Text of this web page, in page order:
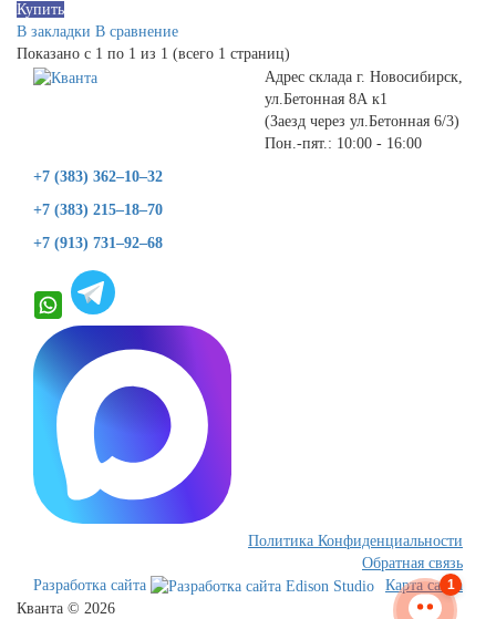
Купить
В закладки В сравнение
Показано с 1 по 1 из 1 (всего 1 страниц)
Адрес склада г. Новосибирск,
ул.Бетонная 8А к1
(Заезд через ул.Бетонная 6/3)
Пон.-пят.: 10:00 - 16:00
+7 (383) 362–10–32
+7 (383) 215–18–70
+7 (913) 731–92–68
Политика Конфиденциальности
Обратная связь
Карта сайта
Разработка сайта
Кванта © 2026
1